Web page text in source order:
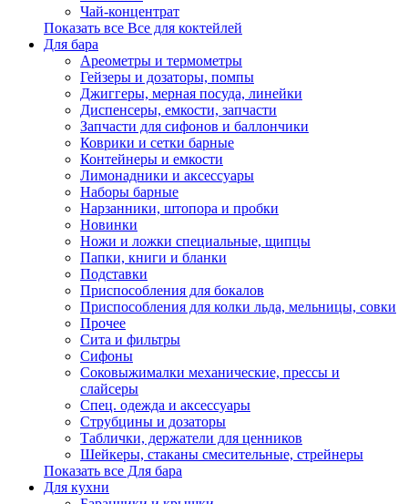
Чай-концентрат
Показать все Все для коктейлей
Для бара
Ареометры и термометры
Гейзеры и дозаторы, помпы
Джиггеры, мерная посуда, линейки
Диспенсеры, емкости, запчасти
Запчасти для сифонов и баллончики
Коврики и сетки барные
Контейнеры и емкости
Лимонадники и аксессуары
Наборы барные
Нарзанники, штопора и пробки
Новинки
Ножи и ложки специальные, щипцы
Папки, книги и бланки
Подставки
Приспособления для бокалов
Приспособления для колки льда, мельницы, совки
Прочее
Сита и фильтры
Сифоны
Соковыжималки механические, прессы и
слайсеры
Спец. одежда и аксессуары
Струбцины и дозаторы
Таблички, держатели для ценников
Шейкеры, стаканы смесительные, стрейнеры
Показать все Для бара
Для кухни